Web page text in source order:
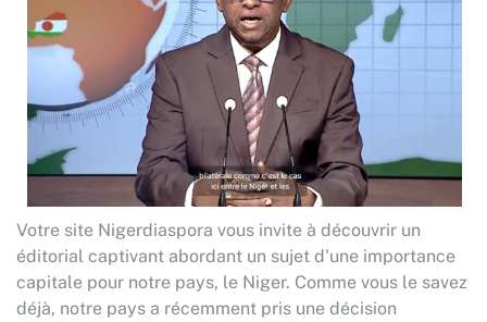
Votre site Nigerdiaspora vous invite à découvrir un
éditorial captivant abordant un sujet d'une importance
capitale pour notre pays, le Niger. Comme vous le savez
déjà, notre pays a récemment pris une décision